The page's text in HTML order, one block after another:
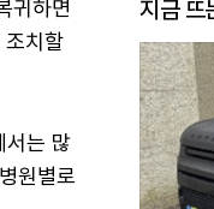
귀하면
조치할
서는 많
원별로
지금 뜨